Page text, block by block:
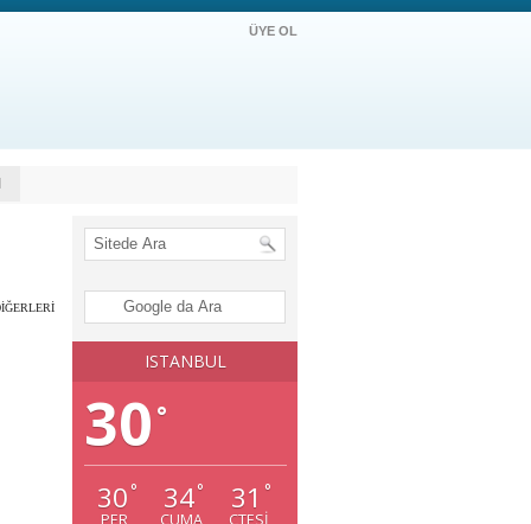
ÜYE OL
ISTANBUL
30 °
30 °
PER
34°
CUMA
31 °
CTESI